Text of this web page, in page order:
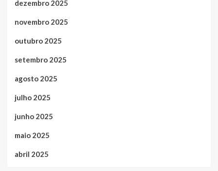
dezembro 2025
novembro 2025
outubro 2025
setembro 2025
agosto 2025
julho 2025
junho 2025
maio 2025
abril 2025